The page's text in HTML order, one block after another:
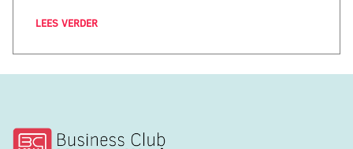
LEES VERDER